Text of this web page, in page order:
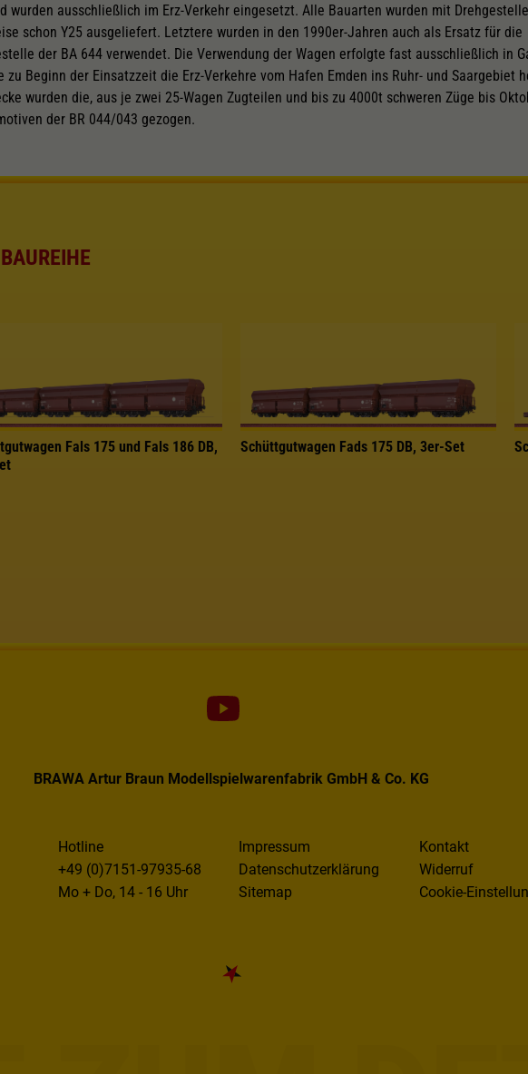
wurden ausschließlich im Erz-Verkehr eingesetzt. Alle Bauarten wurden mit
schon Y25 ausgeliefert. Letztere wurden in den 1990er-Jahren auch als Ersatz für die
der BA 644 verwendet. Die Verwendung der Wagen erfolgte fast ausschließlich in
zu Beginn der Einsatzzeit die Erz-Verkehre vom Hafen Emden ins Ruhr- und Saargebiet
wurden die, aus je zwei 25-Wagen Zugteilen und bis zu 4000t schweren Züge bis
der BR 044/043 gezogen.
Fals 175 und Fals 186 DB,
Schüttgutwagen Fads 175 DB, 3er-Set
BRAWA Artur Braun Modellspielwarenfabrik GmbH & Co. KG
Hotline
+49 (0)7151-97935-68
Mo + Do, 14 - 16 Uhr
Impressum
Datenschutzerklärung
Sitemap
Kontakt
Widerruf
Cookie-